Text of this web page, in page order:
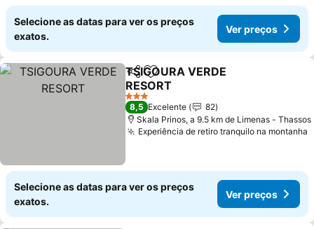
Selecione as datas para ver os preços
exatos.
Ver preços
PartilharAdicionar aos favoritos
TSIGOURA VERDE
RESORT
3 Estrelas
8,5 Excelente
82
Skala Prinos, a 9.5 km de Limenas - Thassos
Experiência de retiro tranquilo na montanha
Selecione as datas para ver os preços
exatos.
Ver preços